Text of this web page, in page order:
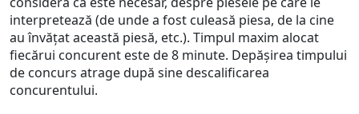
interpretează (de unde a fost culeasă piesa, de la cine
au învăţat această piesă, etc.). Timpul maxim alocat
fiecărui concurent este de 8 minute. Depăşirea timpului
de concurs atrage după sine descalificarea
concurentului.